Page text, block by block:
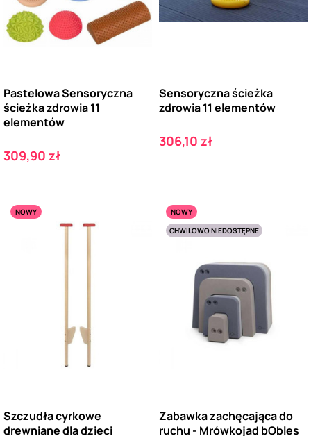
Pastelowa Sensoryczna
ścieżka zdrowia 11
elementów
Cena
309,90 zł
Sensoryczna ścieżka
zdrowia 11 elementów
Cena
306,10 zł
NOWY
Szczudła cyrkowe
drewniane dla dzieci
NOWY
CHWILOWO NIEDOSTĘPNE
Zabawka zachęcająca do
ruchu - Mrówkojad bObles